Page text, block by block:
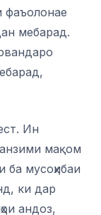
фаъолонае
мебарад.
Ин
мақом
ба мусоҳибаи
ки дар
андоз,